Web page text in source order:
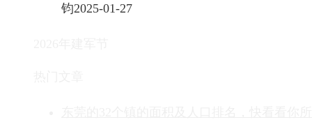
钧2025-01-27